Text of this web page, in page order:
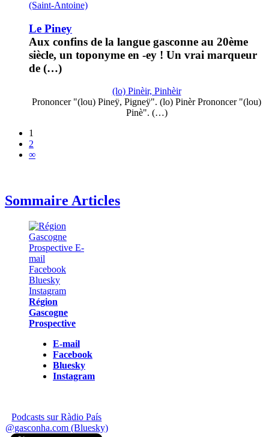
(Saint-Antoine)
Le Piney
Aux confins de la langue gasconne au 20ème
siècle, un toponyme en -ey ! Un vrai marqueur
de (…)
(lo) Pinèir, Pinhèir
Prononcer "(lou) Pineÿ, Pigneÿ". (lo) Pinèr Prononcer "(lou)
Pinè". (…)
1
2
∞
Sommaire Articles
Région
Gascogne
Prospective
E-mail
Facebook
Bluesky
Instagram
Podcasts sur Ràdio País
@gasconha.com (Bluesky)